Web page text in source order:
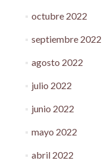
octubre 2022
septiembre 2022
agosto 2022
julio 2022
junio 2022
mayo 2022
abril 2022